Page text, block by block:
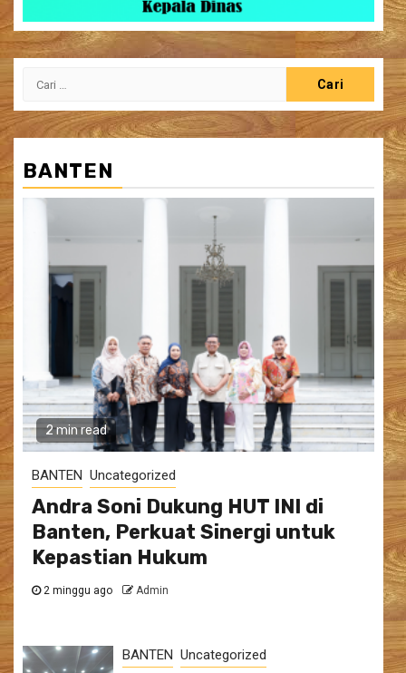
BANTEN
2 min read
BANTEN Uncategorized
Andra Soni Dukung HUT INI di
Banten, Perkuat Sinergi untuk
Kepastian Hukum
2 minggu ago Admin
BANTEN Uncategorized